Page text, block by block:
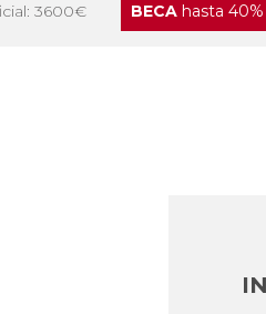
3600€ BECA hasta 40%